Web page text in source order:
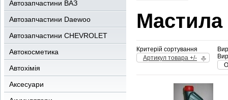
Автозапчастини ВАЗ
Автозапчастини Daewoo
Автозапчастини CHEVROLET
Автокосметика
Автохімія
Аксесуари
Мастила
Критерій сортування
Артикул товара +/-